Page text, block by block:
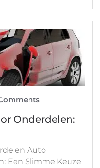
Onderdelen:
Auto
Een Slimme Keuze